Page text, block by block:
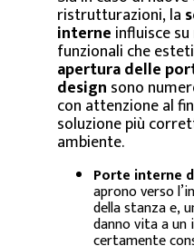
ristrutturazioni, la
interne influisce
funzionali che
apertura delle
design sono
con attenzione al
soluzione più
ambiente.
Porte interne
aprono verso
della stanza e,
danno vita a un
certamente